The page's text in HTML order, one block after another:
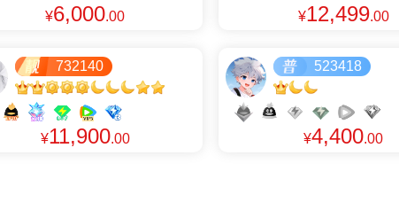
¥6,000.00 ¥12,499.00
732140
¥11,900.00
523418
¥4,400.00